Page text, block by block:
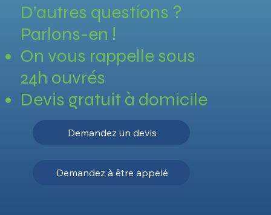
D’autres questions ?
Parlons-en !
On vous rappelle sous
24h ouvrés
Devis gratuit à domicile
Demandez un devis
Demandez à être appelé